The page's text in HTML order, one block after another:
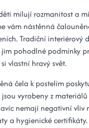
milují rozmanitost a
vám nástěnná
Tradiční interiérový
pohodlné podmínky
vlastní hravý svět.
čela k postelím
jsou vyrobeny z
nemají negativní vliv
a hygienické certifikáty.